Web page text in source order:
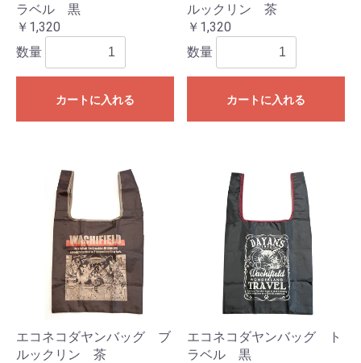
ラベル 黒
￥1,320
数量
カートに入れる
ルックリン 茶
￥1,320
数量
カートに入れる
エコネコダヤンバッグ ブ
ルックリン 茶
エコネコダヤンバッグ ト
ラベル 黒